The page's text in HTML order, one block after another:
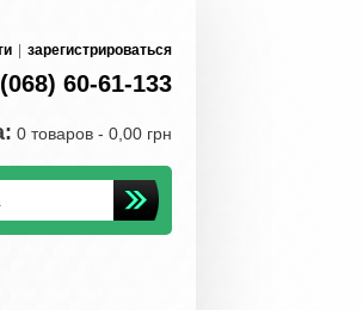
зарегистрироваться
(068) 60-61-133
0 товаров - 0,00 грн